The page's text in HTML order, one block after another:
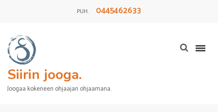
PUH. 0445462633
Siirin jooga.
Joogaa kokeneen ohjaajan ohjaamana.